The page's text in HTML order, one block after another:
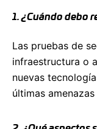
1. ¿Cuándo debo
Las pruebas de
infraestructura o
nuevas
últimas